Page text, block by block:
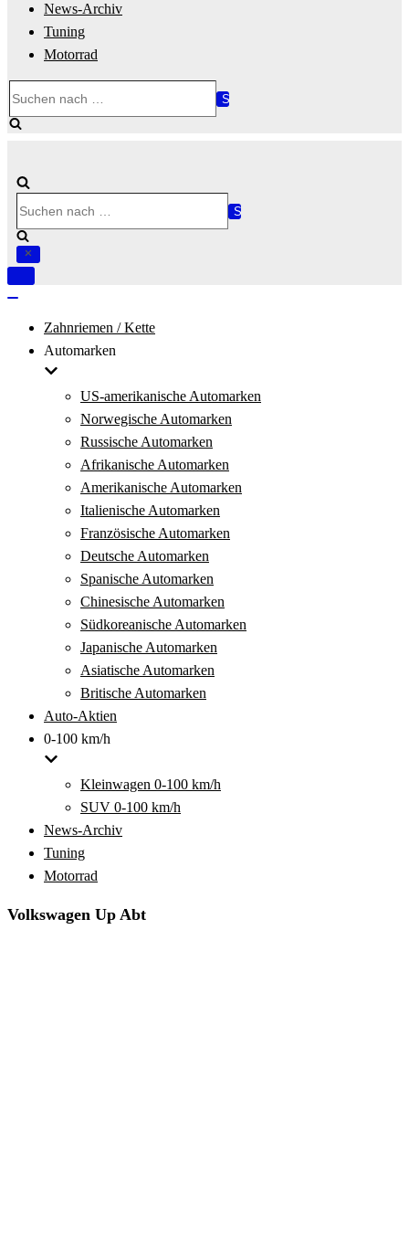
News-Archiv
Tuning
Motorrad
nach …
nach …
Navigation
Zahnriemen / Kette
Automarken
US-amerikanische Automarken
Norwegische Automarken
Russische Automarken
Afrikanische Automarken
Amerikanische Automarken
Italienische Automarken
Französische Automarken
Deutsche Automarken
Spanische Automarken
Chinesische Automarken
Südkoreanische Automarken
Japanische Automarken
Asiatische Automarken
Britische Automarken
Auto-Aktien
0-100 km/h
Kleinwagen 0-100 km/h
SUV 0-100 km/h
News-Archiv
Tuning
Motorrad
Volkswagen Up Abt